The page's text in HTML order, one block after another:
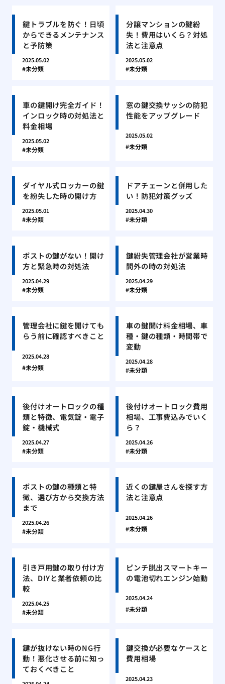
鍵トラブルを防ぐ！日頃
からできるメンテナンス
と予防策
2025.05.02
未分類
分譲マンションの鍵紛
失！費用はいくら？対処
法と注意点
2025.05.02
未分類
車の鍵開け完全ガイド！
インロック時の対処法と
料金相場
2025.05.02
未分類
窓の鍵交換サッシの防犯
性能をアップグレード
2025.05.02
未分類
ダイヤル式ロッカーの鍵
を紛失した時の開け方
2025.05.01
未分類
ドアチェーンと併用した
い！防犯対策グッズ
2025.04.30
未分類
ポストの鍵がない！開け
方と緊急時の対処法
2025.04.29
未分類
鍵紛失管理会社が営業時
間外の時の対処法
2025.04.29
未分類
管理会社に鍵を開けても
らう前に確認すべきこと
2025.04.28
未分類
車の鍵開け料金相場、車
種・鍵の種類・時間帯で
変動
2025.04.28
未分類
後付けオートロックの種
類と特徴、電気錠・電子
錠・機械式
2025.04.27
未分類
後付けオートロック費用
相場、工事費込みでいく
ら？
2025.04.26
未分類
ポストの鍵の種類と特
徴、選び方から交換方法
まで
2025.04.26
未分類
近くの鍵屋さんを探す方
法と注意点
2025.04.26
未分類
引き戸用鍵の取り付け方
法、DIYと業者依頼の比
較
2025.04.25
未分類
ピンチ脱出スマートキー
の電池切れエンジン始動
2025.04.24
未分類
鍵が抜けない時のNG行
動！悪化させる前に知っ
ておくべきこと
鍵交換が必要なケースと
費用相場
2025.04.23